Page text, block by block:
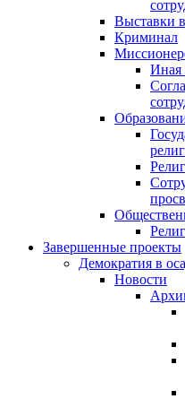
Выставки
Криминал
Иная
Завершенные проекты
Демократия в
Новости